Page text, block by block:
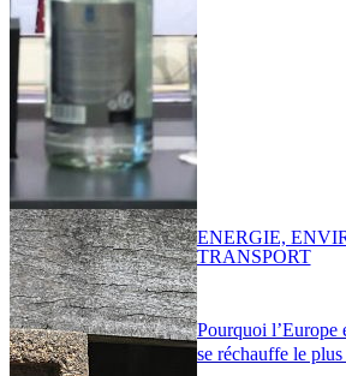
Pourquoi l’Europe
se réchauffe le
ENERGIE,
TRANSPORT